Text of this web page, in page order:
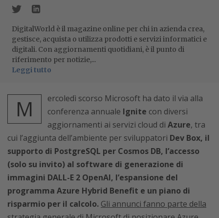
DigitalWorld è il magazine online per chi in azienda crea,
gestisce, acquista o utilizza prodotti e servizi informatici e
digitali. Con aggiornamenti quotidiani, è il punto di
riferimento per notizie,...
Leggi tutto
M
ercoledì scorso Microsoft ha dato il via alla
conferenza annuale Ignite con diversi
aggiornamenti ai servizi cloud di Azure, tra
cui l’aggiunta dell’ambiente per sviluppatori Dev Box, il
supporto di PostgreSQL per Cosmos DB, l’accesso
(solo su invito) al software di generazione di
immagini DALL-E 2 OpenAI, l’espansione del
programma Azure Hybrid Benefit e un piano di
risparmio per il calcolo. Gli annunci fanno parte della